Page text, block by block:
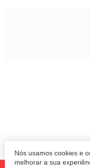
Nós usamos cookies e
melhorar a sua